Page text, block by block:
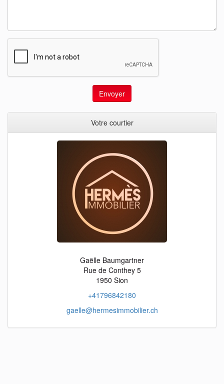
Envoyer
Votre courtier
Gaëlle Baumgartner
Rue de Conthey 5
1950 Sion
+41796842180
gaelle@hermesimmobilier.ch